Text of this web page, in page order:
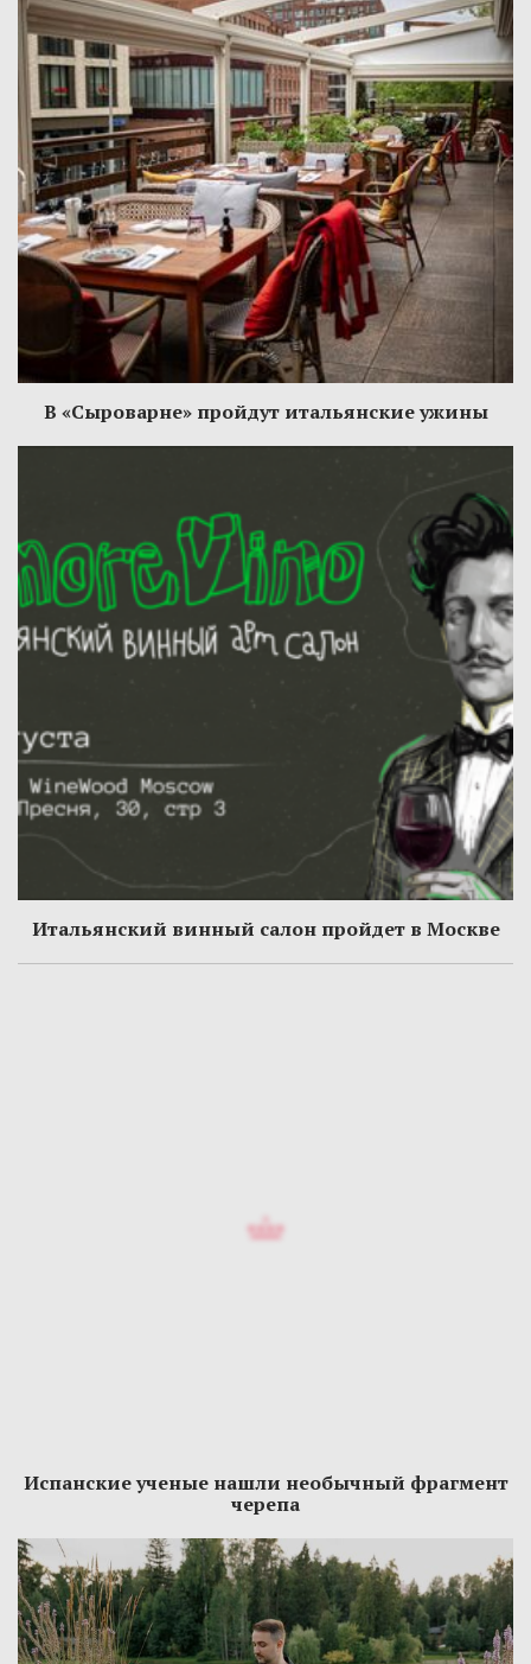
В «Сыроварне» пройдут итальянские ужины
Итальянский винный салон пройдет в Москве
Испанские ученые нашли необычный фрагмент
черепа